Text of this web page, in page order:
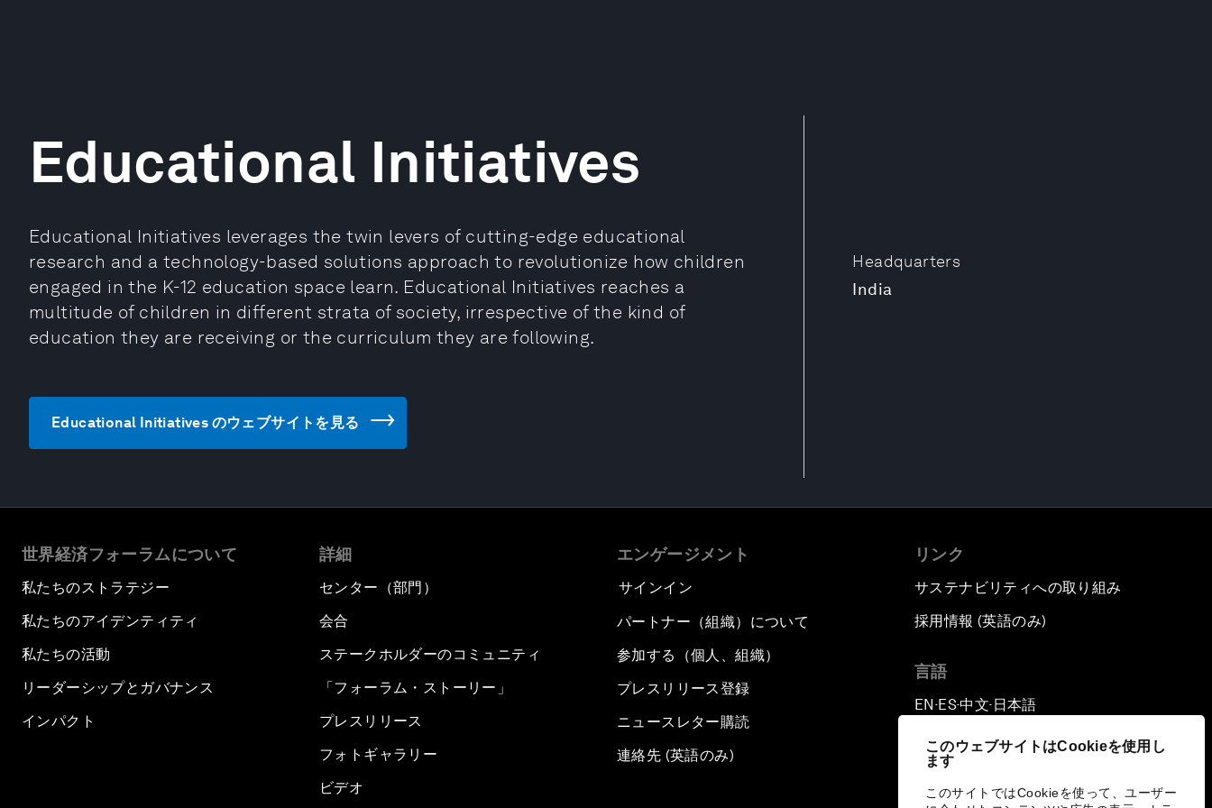
このウェブサイトはCookieを使用し
ます
このサイトではCookieを使って、ユーザー
Headquarters
India
Educational Initiatives
Educational Initiatives leverages the twin levers of cutting-edge educational
research and a technology-based solutions approach to revolutionize how children
engaged in the K-12 education space learn. Educational Initiatives reaches a
multitude of children in different strata of society, irrespective of the kind of
education they are receiving or the curriculum they are following.
Educational Initiatives のウェブサイトを見る
世界経済フォーラムについて
私たちのストラテジー
私たちのアイデンティティ
私たちの活動
リーダーシップとガバナンス
インパクト
詳細
センター（部門）
会合
ステークホルダーのコミュニティ
「フォーラム・ストーリー」
プレスリリース
フォトギャラリー
ビデオ
エンゲージメント
サインイン
パートナー（組織）について
参加する（個人、組織）
プレスリリース登録
ニュースレター購読
連絡先 (英語のみ)
リンク
サステナビリティへの取り組み
採用情報 (英語のみ)
言語
EN ▪ES▪中文▪ 日本語